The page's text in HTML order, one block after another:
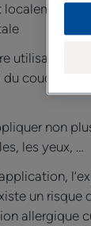
utilisation, il
coude pour
non
les yeux, …
un risque
allergique